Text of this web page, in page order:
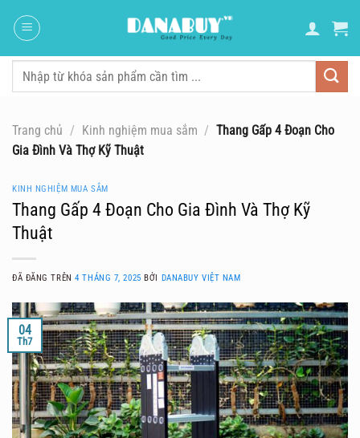
đến
dung
Tìm
Trang chủ / Kinh nghiệm mua sắm / Thang Gấp 4 Đoạn Cho
Gia Đình Và Thợ Kỹ Thuật
KINH NGHIỆM MUA SẮM
Thang Gấp 4 Đoạn Cho Gia Đình Và Thợ Kỹ
Thuật
ĐÃ ĐĂNG TRÊN4 THÁNG 7, 2025 BỞI DANABUY VIỆT NAM
04
Th7